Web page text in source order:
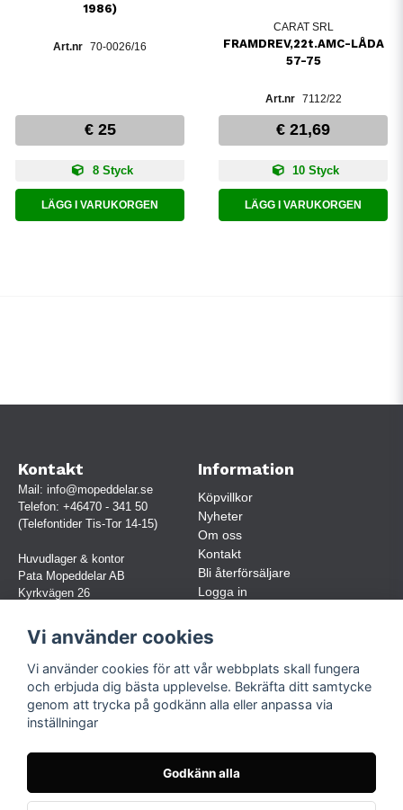
1986)
70-0026/16
€ 25
8 Styck
LÄGG I VARUKORGEN
CARAT SRL
FRAMDREV,22t.AMC-LÅDA
57-75
7112/22
€ 21,69
10 Styck
LÄGG I VARUKORGEN
Kontakt
Mail: info@mopeddelar.se
Telefon: +46470 - 341 50
(Telefontider Tis-Tor 14-15)
Huvudlager & kontor
Pata Mopeddelar AB
Kyrkvägen 26
(OBS. Endast förbokade besök)
Org.nr:
559030-5248
Jur. namn: Pata Mopeddelar AB
Information
Köpvillkor
Nyheter
Om oss
Kontakt
Bli återförsäljare
Logga in
Följ oss
TikTok
Vi använder cookies
Vi använder cookies för att vår webbplats skall fungera
och erbjuda dig bästa upplevelse. Bekräfta ditt samtycke
genom att trycka på godkänn alla eller anpassa via
inställningar
Godkänn alla